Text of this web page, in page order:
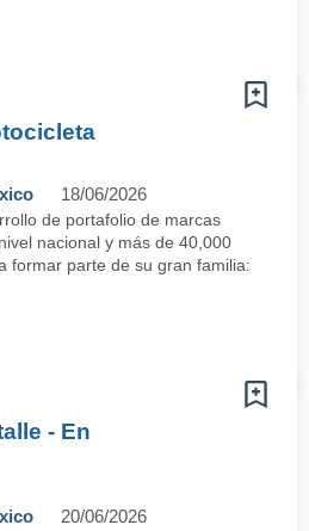
18/06/2026
de portafolio de marcas
nacional y más de 40,000
formar parte de su gran familia:
- En
20/06/2026